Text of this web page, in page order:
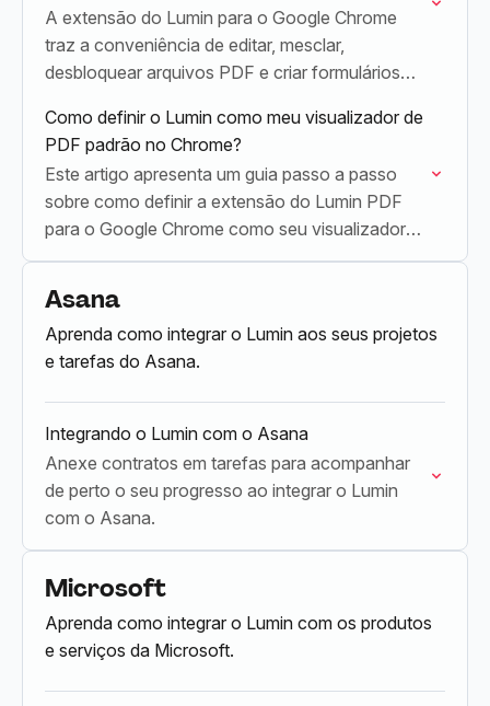
A extensão do Lumin para o Google Chrome
traz a conveniência de editar, mesclar,
desbloquear arquivos PDF e criar formulários
como você pode acessar esses…
Como definir o Lumin como meu visualizador de
PDF padrão no Chrome?
Este artigo apresenta um guia passo a passo
sobre como definir a extensão do Lumin PDF
para o Google Chrome como seu visualizador
de PDF padrão.
Asana
Aprenda como integrar o Lumin aos seus projetos
e tarefas do Asana.
Integrando o Lumin com o Asana
Anexe contratos em tarefas para acompanhar
de perto o seu progresso ao integrar o Lumin
com o Asana.
Microsoft
Aprenda como integrar o Lumin com os produtos
e serviços da Microsoft.